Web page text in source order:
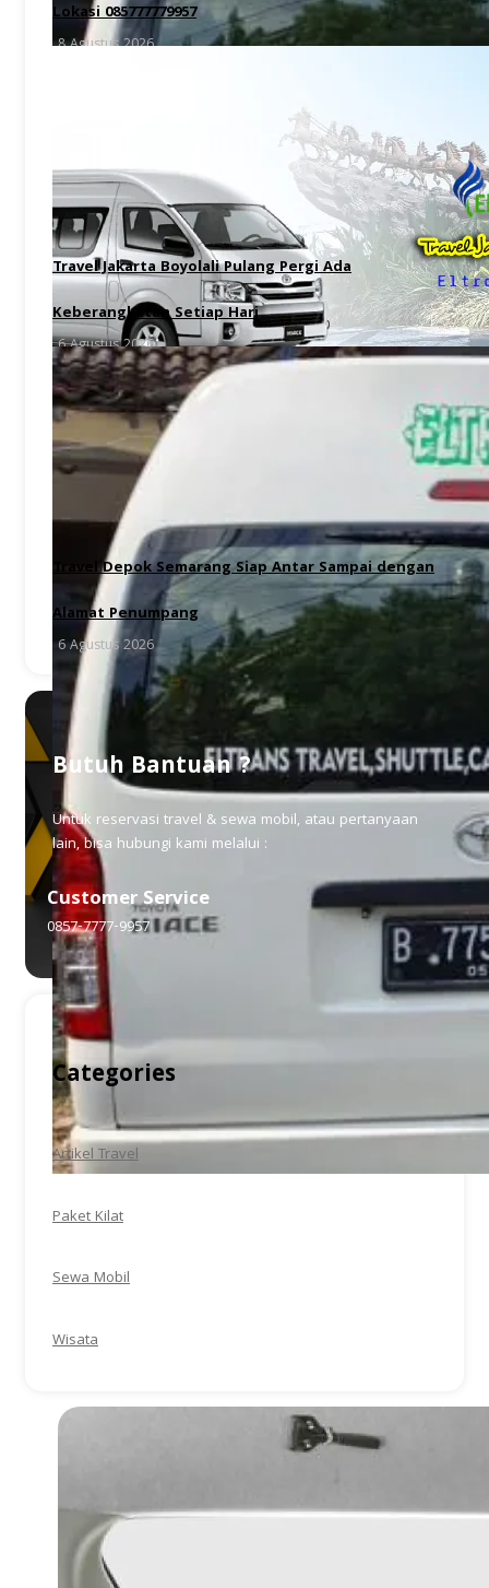
Lokasi 085777779957
8 Agustus 2026
Travel Jakarta Boyolali Pulang Pergi Ada
Keberangkatan Setiap Hari
6 Agustus 2026
Travel Depok Semarang Siap Antar Sampai dengan
Alamat Penumpang
6 Agustus 2026
Butuh Bantuan ?
Untuk reservasi travel & sewa mobil, atau pertanyaan
lain, bisa hubungi kami melalui :
Customer Service
0857-7777-9957
Categories
Artikel Travel
Paket Kilat
Sewa Mobil
Wisata